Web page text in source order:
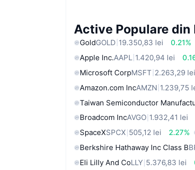
Active Populare din
GoldGOLD 19.350,83 lei 0.21%
Apple Inc.AAPL 1.420,94 lei
Microsoft CorpMSFT 2.263,29 lei
Amazon.com IncAMZN 1.239,75
Taiwan Semiconductor
Broadcom IncAVGO 1.932,41 lei
SpaceXSPCX 505,12 lei 2.27%
Berkshire Hathaway Inc Class B
Eli Lilly And CoLLY 5.376,83 lei